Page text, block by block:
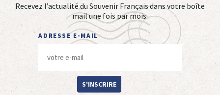
Recevez l’actualité du Souvenir Français dans votre boîte
mail une fois par mois.
ADRESSE E-MAIL
S'INSCRIRE